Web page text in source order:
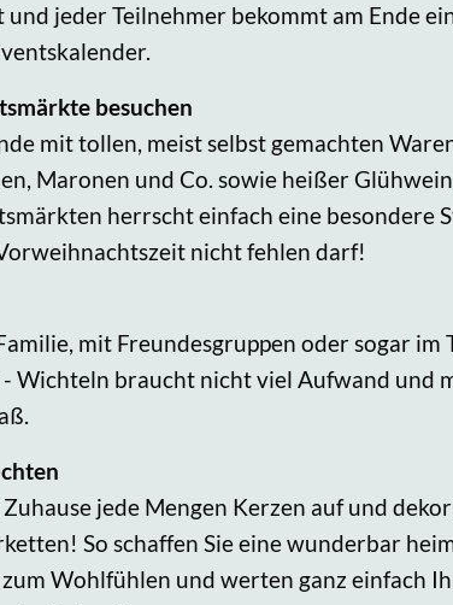
und jeder Teilnehmer bekommt am Ende
besuchen
mit tollen, meist selbst gemachten
Maronen und Co. sowie heißer
herrscht einfach eine besondere
nicht fehlen darf!
mit Freundesgruppen oder sogar im
Wichteln braucht nicht viel Aufwand und
Zuhause jede Mengen Kerzen auf und
So schaffen Sie eine wunderbar
Wohlfühlen und werten ganz einfach